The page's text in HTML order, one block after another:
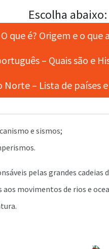
Escolha abaixo:
que é? Origem e o
– Quais são e
Norte – Lista de países
e sismos;
pelas grandes cadeias
movimentos de rios e